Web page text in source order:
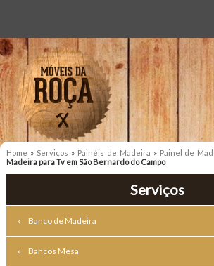
Home » Serviços » Painéis de Madeira » Painel de
Madeira para Tv em São Bernardo do Campo
Serviços
Banco de Madeira
Bancos Mesa